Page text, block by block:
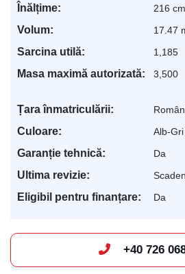
Înălțime: 216 cm
Volum: 17.47
Sarcina utilă: 1,185
Masa maximă autorizată: 3,500
Țara înmatriculării:
Culoare: Alb-Gri
Garanție tehnică: Da
Ultima revizie:
Eligibil pentru finanțare: Da
+40 726